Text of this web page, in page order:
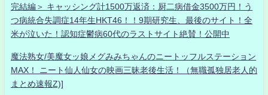
完結編＞ キャッシング計1500万返済：厨二病借金3500万円！う
つ病統合失調症14年生HKT46！！9期研究生、最後のサイト！全
米が泣いた！認知症鬱病60代のラストサイト絶賛！公開中
魔法熟女/美魔女ッ娘メグみみちゃんのニートッフルステーション
MAX！ ニート仙人仙女の映画三昧老後生活！（無職孤独居老人的
まとめ速報Z)]